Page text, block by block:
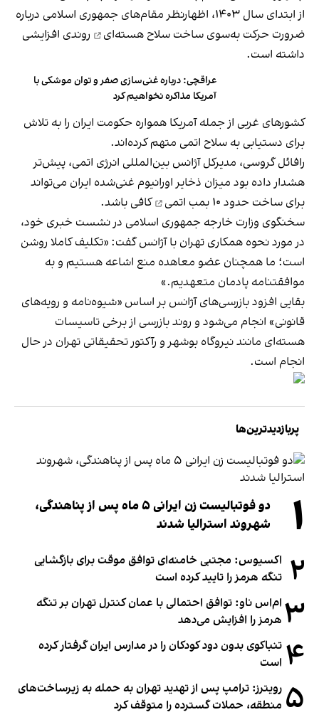
از ابتدای سال ۱۴۰۳، اظهارنظر مقام‌های جمهوری اسلامی درباره
ضرورت حرکت به‌سوی ساخت سلاح هسته‌ای
روندی افزایشی
داشته است.
عراقچی: درباره غنی‌سازی صفر و توان موشکی با
آمریکا مذاکره نخواهیم کرد
کشورهای غربی از جمله آمریکا همواره حکومت ایران را به تلاش
برای دستیابی به سلاح‌ اتمی متهم کرده‌اند.
رافائل گروسی،‌ مدیرکل آژانس بین‌المللی انرژی اتمی، پیش‌تر
هشدار داده بود میزان ذخایر اورانیوم غنی‌شده ایران می‌تواند
برای ساخت حدود ۱۰ بمب اتمی
کافی باشد.
سخنگوی وزارت خارجه جمهوری اسلامی در نشست خبری خود،
در مورد نحوه همکاری تهران با آژانس گفت: «تکلیف کاملا روشن
است؛ ما همچنان عضو معاهده منع اشاعه هستیم و به
موافقتنامه پادمان متعهدیم.»
بقایی افزود بازرسی‌های آژانس بر اساس «شیوه‌نامه و رویه‌های
قانونی» انجام می‌شود و روند بازرسی از برخی تاسیسات
هسته‌ای مانند نیروگاه بوشهر و رآکتور تحقیقاتی تهران در حال
انجام است.
پربازدیدترین‌ها
۱
دو فوتبالیست زن ایرانی ۵ ماه پس از پناهندگی،
شهروند استرالیا شدند
۲ اکسیوس: مجتبی خامنه‌ای توافق موقت برای بازگشایی
تنگه هرمز را تایید کرده است
۳ ام‌اس ناو: توافق احتمالی با عمان کنترل تهران بر تنگه
هرمز را افزایش می‌دهد
۴ تنباکوی بدون دود کودکان را در مدارس ایران گرفتار کرده
است
۵ رویترز: ترامپ پس از تهدید تهران به حمله به زیرساخت‌های
منطقه، حملات گسترده را متوقف کرد